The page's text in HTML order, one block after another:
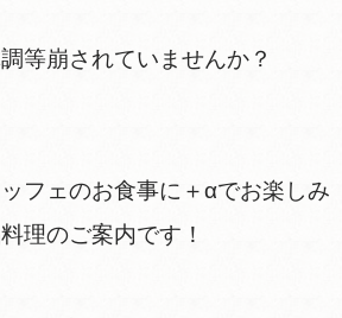
等崩されていませんか？
フェのお食事に＋αでお楽しみ
理のご案内です！